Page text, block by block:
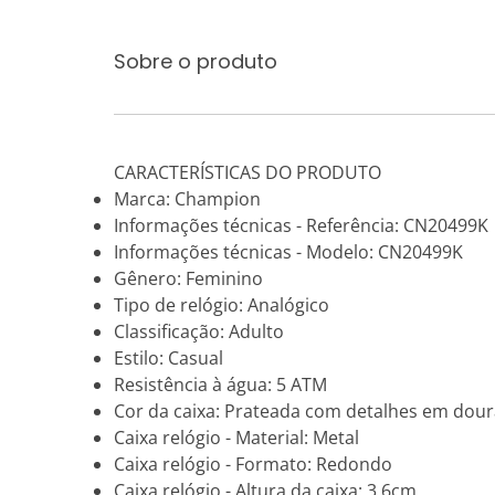
Sobre o produto
CARACTERÍSTICAS DO PRODUTO
Marca: Champion
Informações técnicas - Referência: CN20499K
Informações técnicas - Modelo: CN20499K
Gênero: Feminino
Tipo de relógio: Analógico
Classificação: Adulto
Estilo: Casual
Resistência à água: 5 ATM
Cor da caixa: Prateada com detalhes em
Caixa relógio - Material: Metal
Caixa relógio - Formato: Redondo